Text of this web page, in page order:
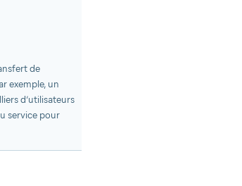
de
exemple, un
d’utilisateurs
service pour